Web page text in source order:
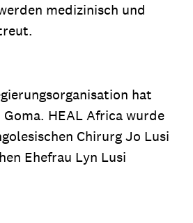
medizinisch und
hat
HEAL Africa wurde
Chirurg Jo Lusi
Ehefrau Lyn Lusi